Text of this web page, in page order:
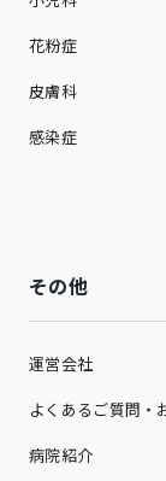
花粉症
皮膚科
感染症
その他
運営会社
よくあるご質問・
病院紹介